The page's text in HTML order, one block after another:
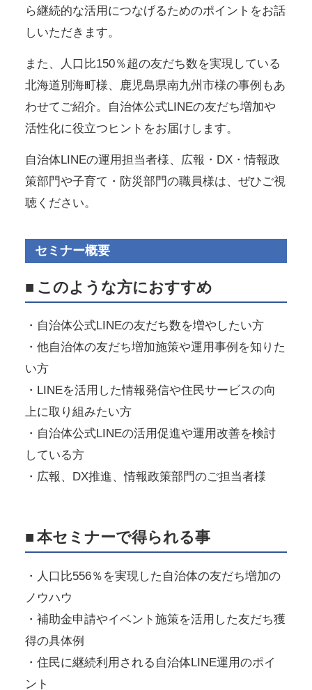
ら継続的な活用につなげるためのポイントをお話
しいただきます。
また、人口比150％超の友だち数を実現している
北海道別海町様、鹿児島県南九州市様の事例もあ
わせてご紹介。自治体公式LINEの友だち増加や
活性化に役立つヒントをお届けします。
自治体LINEの運用担当者様、広報・DX・情報政
策部門や子育て・防災部門の職員様は、ぜひご視
聴ください。
セミナー概要
■ このような方におすすめ
・自治体公式LINEの友だち数を増やしたい方
・他自治体の友だち増加施策や運用事例を知りた
い方
・LINEを活用した情報発信や住民サービスの向
上に取り組みたい方
・自治体公式LINEの活用促進や運用改善を検討
している方
・広報、DX推進、情報政策部門のご担当者様
■ 本セミナーで得られる事
・人口比556％を実現した自治体の友だち増加の
ノウハウ
・補助金申請やイベント施策を活用した友だち獲
得の具体例
・住民に継続利用される自治体LINE運用のポイ
ント